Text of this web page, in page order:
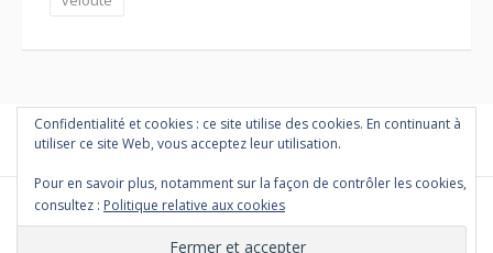
Copyright © 2026 PETITES MARMITES ET COMPAGNIE. Tous droits
Confidentialité et cookies : ce site utilise des cookies. En continuant à
utiliser ce site Web, vous acceptez leur utilisation.
Pour en savoir plus, notamment sur la façon de contrôler les cookies,
consultez : Politique relative aux cookies